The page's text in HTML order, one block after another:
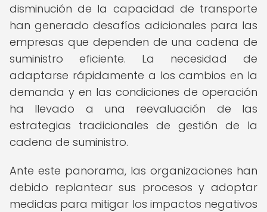
disminución de la capacidad de transporte
han generado desafíos adicionales para las
empresas que dependen de una cadena de
suministro eficiente. La necesidad de
adaptarse rápidamente a los cambios en la
demanda y en las condiciones de operación
ha llevado a una reevaluación de las
estrategias tradicionales de gestión de la
cadena de suministro.
Ante este panorama, las organizaciones han
debido replantear sus procesos y adoptar
medidas para mitigar los impactos negativos